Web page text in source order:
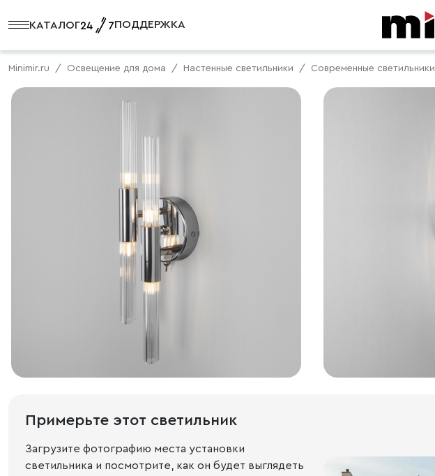
КАТАЛОГ ПОДДЕРЖКА
Minimir.ru Освещение для дома Настенные светильники Современные светильники
Примерьте этот светильник
Загрузите фотографию места установки
светильника и посмотрите, как он будет выглядеть